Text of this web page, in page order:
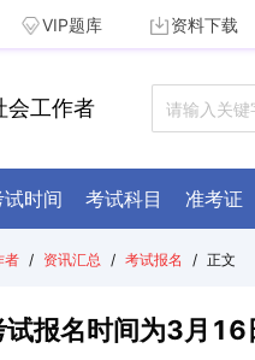
VIP题库 资料下载
会工作者
试时间 考试科目 准考证
者 / 资讯汇总 / 考试报名 / 正文
报名时间为3月